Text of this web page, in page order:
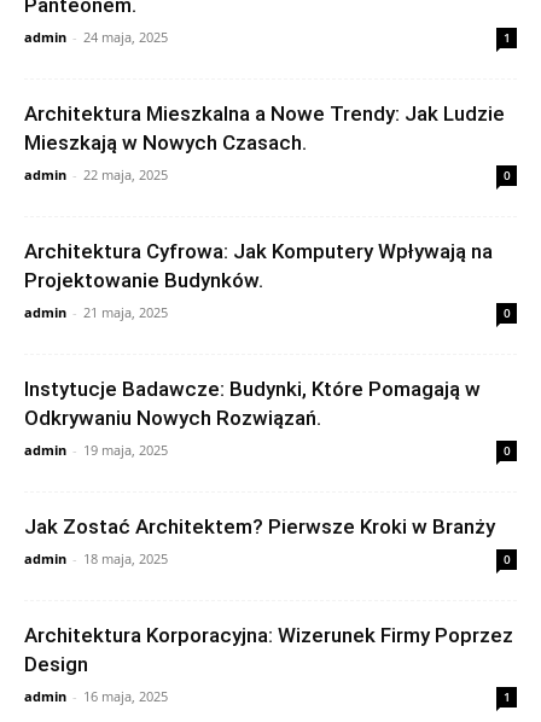
Panteonem.
admin - 24 maja, 2025 1
Architektura Mieszkalna a Nowe Trendy: Jak Ludzie
Mieszkają w Nowych Czasach.
admin - 22 maja, 2025 0
Architektura Cyfrowa: Jak Komputery Wpływają na
Projektowanie Budynków.
admin - 21 maja, 2025 0
Instytucje Badawcze: Budynki, Które Pomagają w
Odkrywaniu Nowych Rozwiązań.
admin - 19 maja, 2025 0
Jak Zostać Architektem? Pierwsze Kroki w Branży
admin - 18 maja, 2025 0
Architektura Korporacyjna: Wizerunek Firmy Poprzez
Design
admin - 16 maja, 2025 1